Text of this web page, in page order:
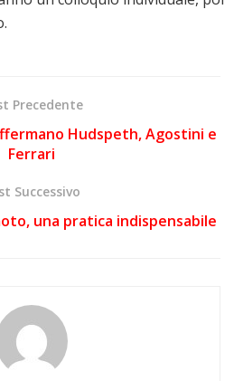
Precedente
Hudspeth, Agostini e
Ferrari
Successivo
una pratica indispensabile